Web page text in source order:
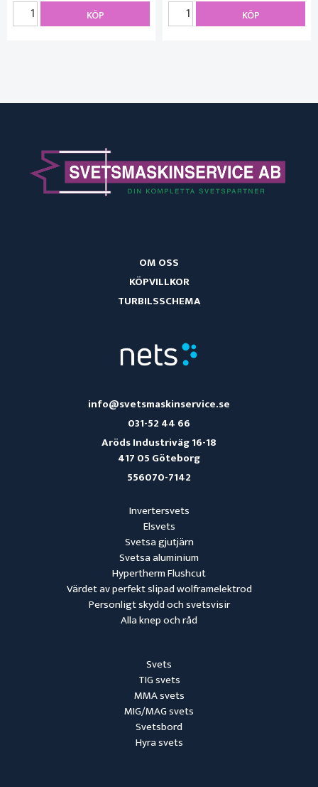
KÖP KÖP
Svets
TIG svets
MMA svets
MIG/MAG svets
Svetsbord
Hyra svets
Invertersvets
Elsvets
Svetsa gjutjärn
Svetsa aluminium
Hypertherm Flushcut
Värdet av perfekt slipad wolframelektrod
Personligt skydd och svetsvisir
Alla knep och råd
info@svetsmaskinservice.se
031-52 44 66
Aröds Industriväg 16-18
417 05 Göteborg
556070-7142
OM OSS
KÖPVILLKOR
TURBILSSCHEMA